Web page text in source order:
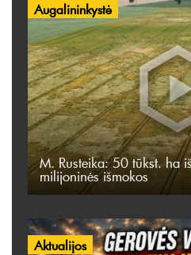
Augalininkystė
M. Rusteika: 50 tūkst. ha
milijoninės išmokos
Aktualijos